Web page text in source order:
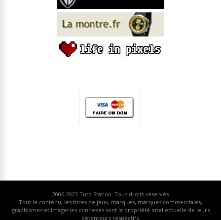
2006-2023 Tuto Station . Tous droits réservés
Tout le contenu, les titres de jeux, marques, marques commerciales,
graphismes et imageries connexes sont la propriété intellectuelle de leurs
détenteurs respectifs.